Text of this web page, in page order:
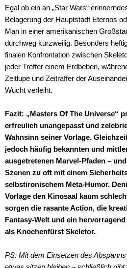
Egal ob ein an „Star Wars“
Belagerung der Hauptstadt Eternos
Man in einer amerikanischen
durchweg kurzweilig. Besonders
finalen Konfrontation zwischen
jeder Treffer einem Erdbeben,
Zeitlupe und Zeitraffer der
Wucht verleiht.
Fazit: „Masters Of The Universe“
erfreulich unangepasst und
Wahnsinn seiner Vorlage.
jedoch häufig bekannten und
ausgetretenen Marvel-Pfaden –
Szenen zu oft mit einem
selbstironischem Meta-Humor.
Vorlage den Kinosaal kaum
sorgen die rasante Action, die
Fantasy-Welt und ein
als Knochenfürst Skeletor.
PS: Mit dem Einsetzen des